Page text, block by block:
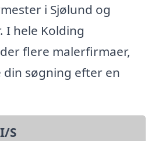
i Sjølund og
I hele Kolding
flere malerfirmaer,
din søgning efter en
S